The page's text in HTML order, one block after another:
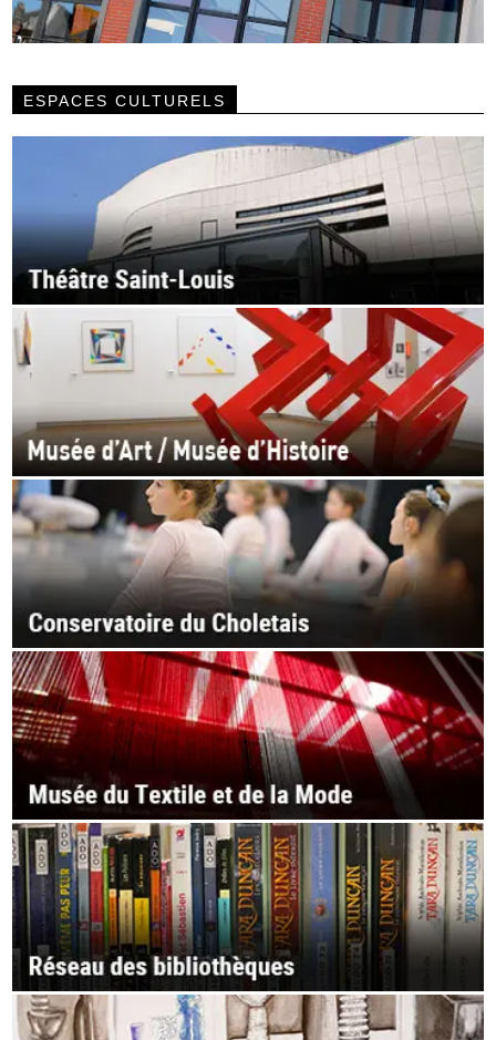
ESPACES CULTURELS